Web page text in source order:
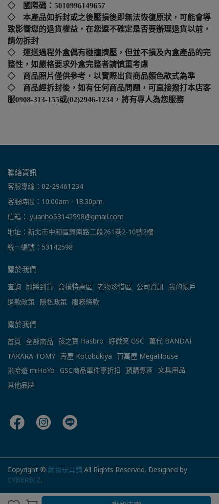
◇ 國際碼： 5010996149657
◇ 本產品如拆封或之後壓損後即無法恢復原狀，可能會導
致影響您的退貨權益，在您還不確定是否要辦理退貨以前，
請勿拆封
◇ 運送過程外盒偶有碰撞擠壓，但並不損及內盒產品的完
整性，如嚴格要求外盒完整者請慎重考慮
◇ 商品照片僅供參考，以實際出貨商品顏色款式為準
◇ 商品經拆封後，如有任何商品問題，可直接撥打本店客
服0908-313-155或(02)2946-1234，將有專人為您服務
聯絡資訊
客服專線：02-29461234
客服時間：10:00am - 18:30pm
信箱： yuanho53142598@gmail.com
地址：新北市中和區興南路二段261巷2-10號2樓
統一編號：53142598
關於我們
查詢 即將到貨 盒損特惠區 老物珍惜區 公司資訊 我的帳戶
退款政策 隱私政策 服務條款
關於我們
首頁 全部商品 孩之寶 Hasbro 好微笑 GSC
萬代 BANDAI
TAKARA TOMY 壽屋 Kotobukiya
百萬屋 MegaHouse
米哈遊 miHoYo GSC商品單件享折扣 預購專區 文具用品
其他品牌
Copyright © 勳寶玩具舖 All Rights Reserved. Designed by
CYBERBIZ.